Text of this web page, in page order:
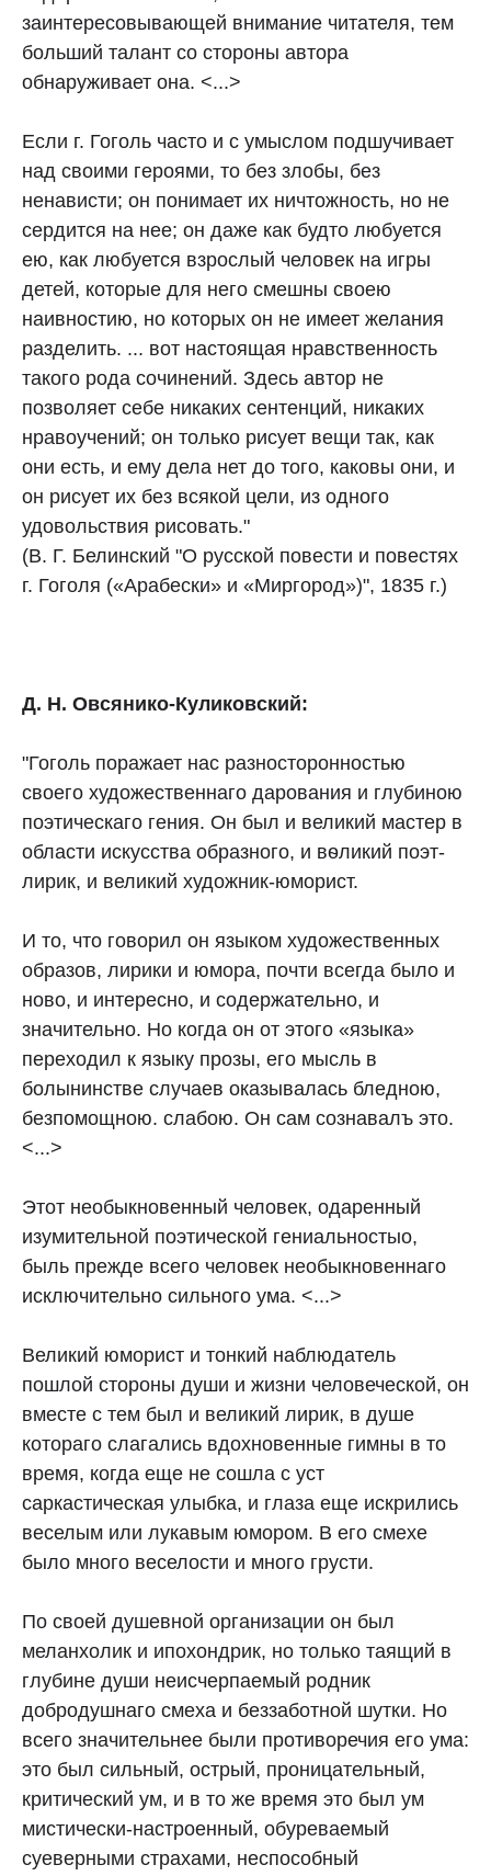
заинтересовывающей внимание читателя, тем
больший талант со стороны автора
обнаруживает она. <...>
Если г. Гоголь часто и с умыслом подшучивает
над своими героями, то без злобы, без
ненависти; он понимает их ничтожность, но не
сердится на нее; он даже как будто любуется
ею, как любуется взрослый человек на игры
детей, которые для него смешны своею
наивностию, но которых он не имеет желания
разделить. ... вот настоящая нравственность
такого рода сочинений. Здесь автор не
позволяет себе никаких сентенций, никаких
нравоучений; он только рисует вещи так, как
они есть, и ему дела нет до того, каковы они, и
он рисует их без всякой цели, из одного
удовольствия рисовать."
(В. Г. Белинский "О русской повести и повестях
г. Гоголя («Арабески» и «Миргород»)", 1835 г.)
Д. Н. Овсянико-Куликовский:
"Гоголь поражает нас разносторонностью
своего художественнаго дарования и глубиною
поэтическаго гения. Он был и великий мастер в
области искусства образного, и вѳликий поэт-
лирик, и великий художник-юморист.
И то, что говорил он языком художественных
образов, лирики и юмора, почти всегда было и
ново, и интересно, и содержательно, и
значительно. Но когда он от этого «языка»
переходил к языку прозы, его мысль в
болынинстве случаев оказывалась бледною,
безпомощною. слабою. Он сам сознавалъ это.
<...>
Этот необыкновенный человек, одаренный
изумительной поэтической гениальностыо,
быль прежде всего человек необыкновеннаго
исключительно сильного ума. <...>
Великий юморист и тонкий наблюдатель
пошлой стороны души и жизни человеческой, он
вместе с тем был и великий лирик, в душе
котораго слагались вдохновенные гимны в то
время, когда еще не сошла с уст
саркастическая улыбка, и глаза еще искрились
веселым или лукавым юмором. В его смехе
было много веселости и много грусти.
По своей душевной организации он был
меланхолик и ипохондрик, но только таящий в
глубине души неисчерпаемый родник
добродушнаго смеха и беззаботной шутки. Но
всего значительнее были противоречия его ума:
это был сильный, острый, проницательный,
критический ум, и в то же время это был ум
мистически-настроенный, обуреваемый
суеверными страхами, неспособный